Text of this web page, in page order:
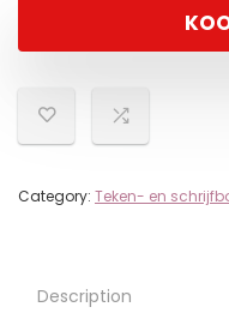
Category: Teken- en
Description